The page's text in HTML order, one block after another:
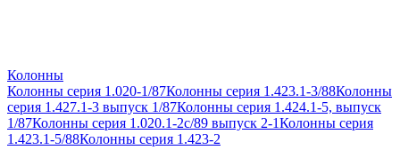
Колонны
Колонны серия 1.020-1/87Колонны серия 1.423.1-3/88Колонны
серия 1.427.1-3 выпуск 1/87Колонны серия 1.424.1-5, выпуск
1/87Колонны серия 1.020.1-2с/89 выпуск 2-1Колонны серия
1.423.1-5/88Колонны серия 1.423-2